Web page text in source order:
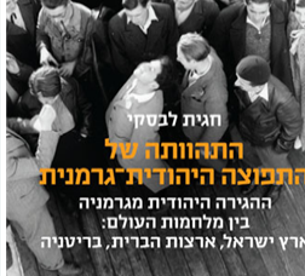
מחיר השקה
$34
$24